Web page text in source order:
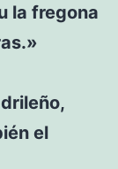
la fregona
el